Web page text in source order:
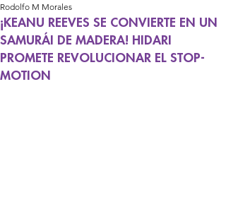
¡KEANU REEVES SE CONVIERTE EN UN
SAMURÁI DE MADERA! HIDARI
PROMETE REVOLUCIONAR EL STOP-
MOTION
Rodolfo M Morales